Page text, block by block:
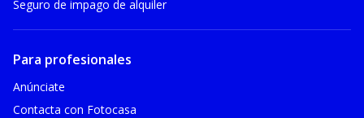
Seguro de impago de alquiler
Para profesionales
Anúnciate
Contacta con Fotocasa